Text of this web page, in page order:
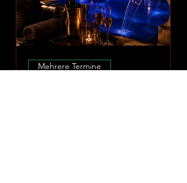
Mehrere Termine